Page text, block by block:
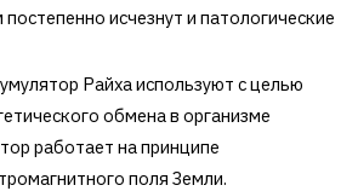
исчезнут и патологические
Райха используют с целью
обмена в организме
работает на принципе
поля Земли.